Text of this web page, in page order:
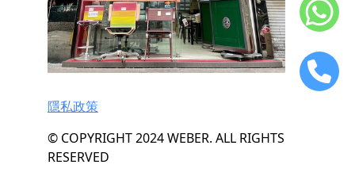
隱私政策
© COPYRIGHT 2024 WEBER. ALL RIGHTS
RESERVED